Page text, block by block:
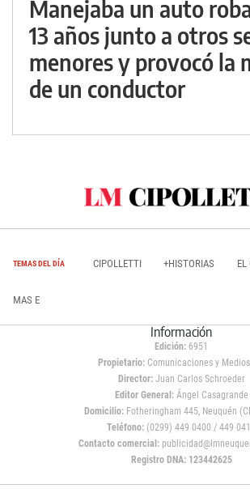
Manejaba un auto
13 años junto a otros
menores y provocó la
de un conductor
TEMAS DEL DÍA CIPOLLETTI +HISTORIAS EL
MAS E
Información
Edición: 6951
Propietario:Comunicaciones y Medios
Director: Juan Carlos Schroeder
Editor General:Ángel Casagrande
Domicilio:Fotheringham 445, Neuquén
Teléfono: (0299) 449 0400 / 449
Contacto comercial:
Registro DNA: 123442625